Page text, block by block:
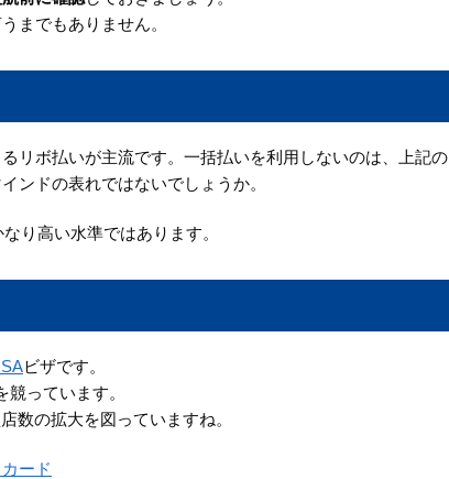
までもありません。
リボ払いが主流です。一括払いを利用しないのは、上記の
ンドの表れではないでしょうか。
り高い水準ではあります。
ビザです。
っています。
数の拡大を図っていますね。
ード